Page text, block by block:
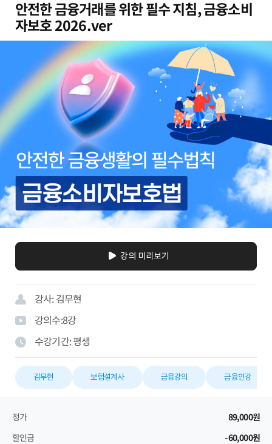
안전한 금융거래를 위한 필수 지침, 금융소비
자보호 2026.ver
강의 미리보기
강사: 김무현
강의수:8강
수강기간:평생
김무현 보험설계사 금융강의 금융인강
정가 89,000원
할인금
-60,000원